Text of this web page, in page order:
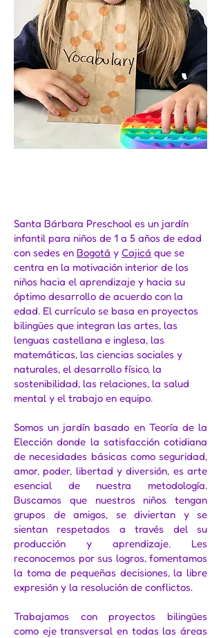
Santa Bárbara Preschool es un jardín
infantil para niños de 1 a 5 años de edad
con sedes en Bogotá y Cajicá que se
centra en la motivación interior de los
niños hacia el aprendizaje y hacia su
óptimo desarrollo de acuerdo con la
edad. El currículo se basa en proyectos
bilingües que integran las artes, las
lenguas castellana e inglesa, las
matemáticas, las ciencias sociales y
naturales, el desarrollo físico, la
sostenibilidad, las relaciones, la salud
mental y el trabajo en equipo.​
Somos un jardín basado en Teoría de la
Elección donde la satisfacción cotidiana
de necesidades básicas como seguridad,
amor, poder, libertad y diversión, es arte
esencial de nuestra metodología.
Buscamos que nuestros niños tengan
grupos de amigos, se diviertan y se
sientan respetados a través del su
producción y aprendizaje. Les
reconocemos por sus logros, fomentamos
la toma de pequeñas decisiones, la libre
expresión y la resolución de conflictos.
Trabajamos con proyectos bilingües
como eje transversal en todas las áreas